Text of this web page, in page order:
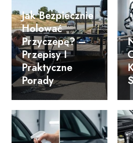
Jak Bezpiecznie
Holować
Przyczepę? –
Przepisy I
Praktyczne
Porady